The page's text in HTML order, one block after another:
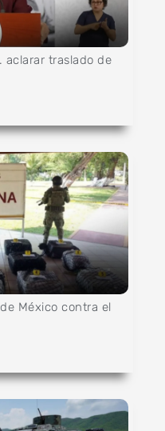
aclarar traslado de
México contra el